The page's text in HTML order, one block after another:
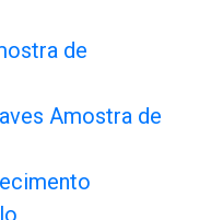
de
Amostra de